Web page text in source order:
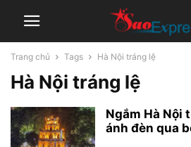
Trang chủ Tags Hà Nội tráng lệ
Hà Nội tráng lệ
Ngắm Hà Nội
ánh đèn qua